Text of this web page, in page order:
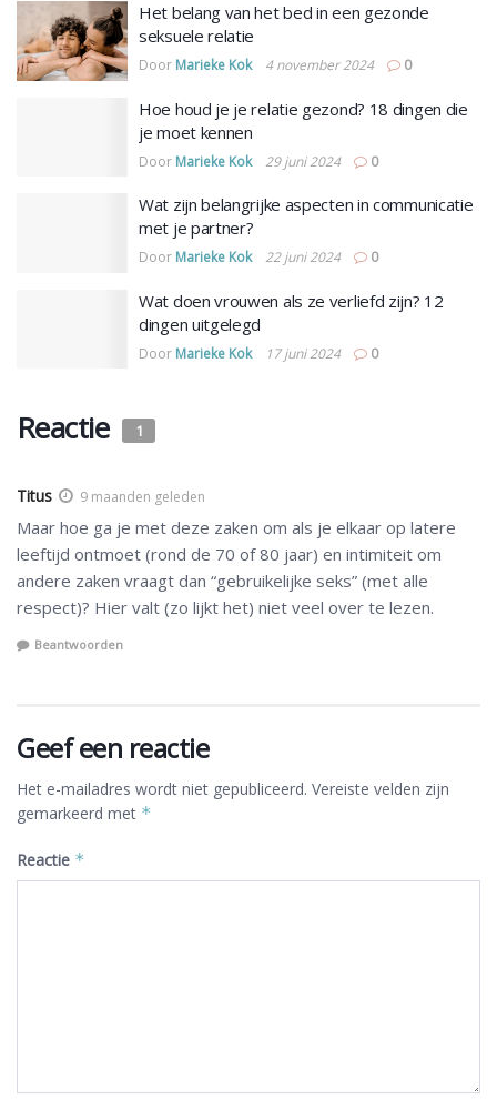
Het belang van het bed in een gezonde
seksuele relatie
Door Marieke Kok 4 november 2024 0
Hoe houd je je relatie gezond? 18 dingen die
je moet kennen
Door Marieke Kok 29 juni 2024 0
Wat zijn belangrijke aspecten in communicatie
met je partner?
Door Marieke Kok 22 juni 2024 0
Wat doen vrouwen als ze verliefd zijn? 12
dingen uitgelegd
Door Marieke Kok 17 juni 2024 0
Reactie 1
Titus 9 maanden geleden
Maar hoe ga je met deze zaken om als je elkaar op latere
leeftijd ontmoet (rond de 70 of 80 jaar) en intimiteit om
andere zaken vraagt dan “gebruikelijke seks” (met alle
respect)? Hier valt (zo lijkt het) niet veel over te lezen.
Beantwoorden
Geef een reactie
Het e-mailadres wordt niet gepubliceerd. Vereiste velden zijn
gemarkeerd met *
Reactie *